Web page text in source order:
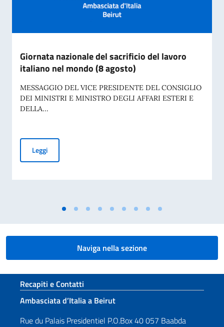
Giornata nazionale del sacrificio del lavoro
italiano nel mondo (8 agosto)
MESSAGGIO DEL VICE PRESIDENTE DEL CONSIGLIO
DEI MINISTRI E MINISTRO DEGLI AFFARI ESTERI E
DELLA...
LeggiGiornata nazionale del sacrificio del lavoro italiano nel
Naviga nella sezione
Sezione footer
Recapiti e Contatti
Ambasciata d’Italia a Beirut
Rue du Palais Presidentiel P.O.Box 40 057 Baabda